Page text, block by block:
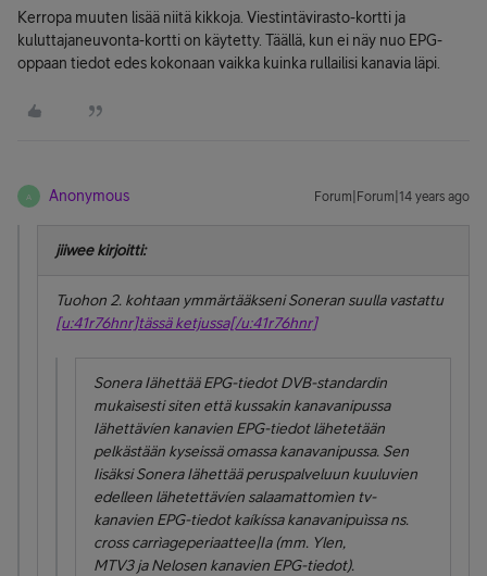
Kerropa muuten lisää niitä kikkoja. Viestintävirasto-kortti ja
kuluttajaneuvonta-kortti on käytetty. Täällä, kun ei näy nuo EPG-
oppaan tiedot edes kokonaan vaikka kuinka rullailisi kanavia läpi.
A Anonymous Forum|Forum|14 years ago
jiiwee kirjoitti:
Tuohon 2. kohtaan ymmärtääkseni Soneran suulla vastattu
[u:41r76hnr]tässä ketjussa[/u:41r76hnr]
Sonera Iähettää EPG-tiedot DVB-standardin
mukaìsesti siten että kussakin kanavanipussa
Iähettävíen kanavien EPG-tiedot lähetetään
pelkästään kyseissä omassa kanavanipussa. Sen
Iisäksi Sonera Iähettää peruspalveluun kuuluvien
edelleen lähetettävíen salaamattomìen tv-
kanavien EPG-tiedot kaíkíssa kanavanipuìssa ns.
cross carrìage­periaattee|Ia (mm. Ylen,
MTV3 ja Nelosen kanavien EPG-tiedot).